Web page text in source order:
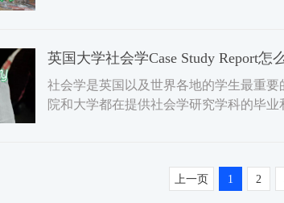
英国大学社会学Case Study Report怎
社会学是英国以及世界各地的学生最重
院和大学都在提供社会学研究学科的毕
上一页 1 2